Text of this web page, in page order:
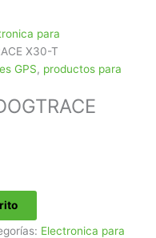
para
X30-T
GPS, productos para
Electronica para